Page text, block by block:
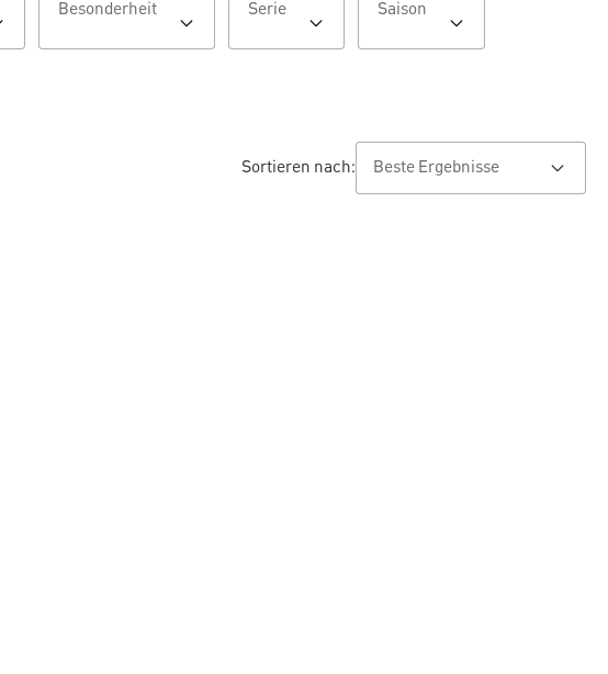
Besonderheit Serie
Sortieren nach: